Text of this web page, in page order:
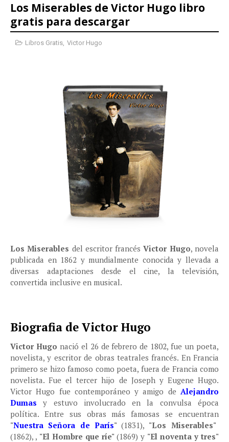
Los Miserables de Victor Hugo libro
gratis para descargar
Libros Gratis, Victor Hugo
Los Miserables del escritor francésVictor Hugo, novela
publicada en 1862 y mundialmente conocida y llevada a
diversas adaptaciones desde el cine, la televisión,
convertida inclusive en musical.
Biografia de Victor Hugo
Victor Hugo nació el 26 de febrero de 1802, fue un poeta,
novelista, y escritor de obras teatrales francés. En Francia
primero se hizo famoso como poeta, fuera de Francia como
novelista. Fue el tercer hijo de Joseph y Eugene Hugo.
Victor Hugo fue contemporáneo y amigo de Alejandro
Dumas y estuvo involucrado en la convulsa época
política. Entre sus obras más famosas se encuentran
"Nuestra Señora de París"(1831), "Los Miserables"
(1862), , "El Hombre que ríe" (1869) y "El noventa y tres"